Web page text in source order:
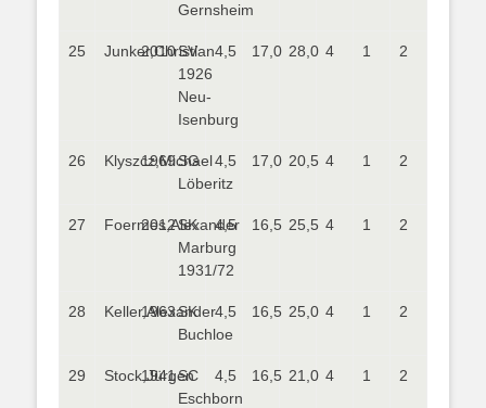
Gernsheim
25 Junker,Christian
2010SV
1926
Neu-
Isenburg
4,5 17,0 28,0 4 1 2
26 Klyszcz,Michael
1969SG
Löberitz
4,5 17,0 20,5 4 1 2
27 Foermes,Alexander
2012SK
Marburg
1931/72
4,5 16,5 25,5 4 1 2
28 Keller,Alexander
1963SK
Buchloe
4,5 16,5 25,0 4 1 2
29 Stock,Jürgen
1941SC
Eschborn
4,5 16,5 21,0 4 1 2